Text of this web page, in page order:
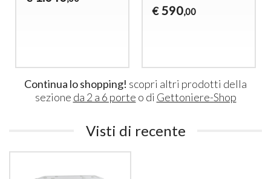
€ 590,00
Continua lo shopping! scopri altri prodotti della
sezione da 2 a 6 porte o di Gettoniere-Shop
Visti di recente